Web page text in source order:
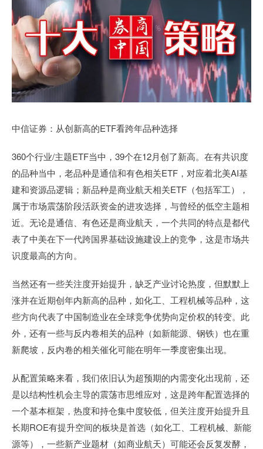
中信证券：从创新高的ETF看跨年品种选择
360个行业/主题ETF当中，39个在12月创了新高。在有共识度
的品种当中，老品种是通信和有色相关ETF，对应着北美AI基
建和资源品逻辑；新品种是商业航天相关ETF（包括军工），
属于市场震荡阶段活跃资金的进攻选择，与曾经的低空主题相
近。无论是通信、有色还是商业航天，一个共同的特点是都代
表了中美在下一代跨国界基础设施建设上的竞争，这是市场共
识度最高的方向。
当然还有一些关注度开始提升，缺乏产业讨论热度，但默默上
涨并在近期创年内新高的品种，如化工、工程机械等品种，这
些方向代表了中国制造业在全球竞争优势向定价权的转变。此
外，还有一些与反内卷相关的品种（如新能源、钢铁）也在重
新爬坡，反内卷的相关催化可能在明年一季度密集出现。
从配置策略来看，我们依旧认为超预期的内需变化出现前，还
是以结构性机会主导的震荡市思维应对，这是跨年配置选择的
一个基本框架，热度和持仓集中度较低，但关注度开始提升且
长期ROE有提升空间的板块是首选（如化工、工程机械、新能
源等），一些新产业题材（如商业航天）可能还会反复发酵，